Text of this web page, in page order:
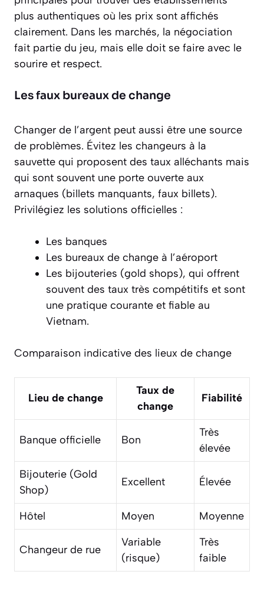
plus authentiques où les prix sont affichés
clairement. Dans les marchés, la négociation
fait partie du jeu, mais elle doit se faire avec le
sourire et respect.
Les faux bureaux de change
Changer de l’argent peut aussi être une source
de problèmes. Évitez les changeurs à la
sauvette qui proposent des taux alléchants mais
qui sont souvent une porte ouverte aux
arnaques (billets manquants, faux billets).
Privilégiez les solutions officielles :
Les banques
Les bureaux de change à l’aéroport
Les bijouteries (gold shops), qui offrent
souvent des taux très compétitifs et sont
une pratique courante et fiable au
Vietnam.
Comparaison indicative des lieux de change
Lieu de change
Taux de
change
Fiabilité
Banque officielle Bon
Très
élevée
Bijouterie (Gold
Shop)
Excellent Élevée
Hôtel Moyen Moyenne
Changeur de rue
Variable
(risque)
Très
faible